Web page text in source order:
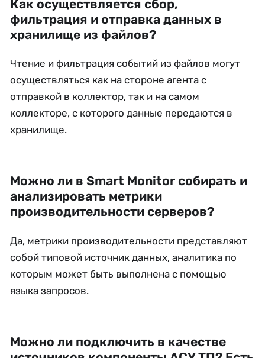
Как осуществляется сбор,
фильтрация и отправка данных в
хранилище из файлов?
Чтение и фильтрация событий из файлов могут
осуществляться как на стороне агента с
отправкой в коллектор, так и на самом
коллекторе, с которого данные передаются в
хранилище.
Можно ли в Smart Monitor собирать и
анализировать метрики
производительности серверов?
Да, метрики производительности представляют
собой типовой источник данных, аналитика по
которым может быть выполнена с помощью
языка запросов.
Можно ли подключить в качестве